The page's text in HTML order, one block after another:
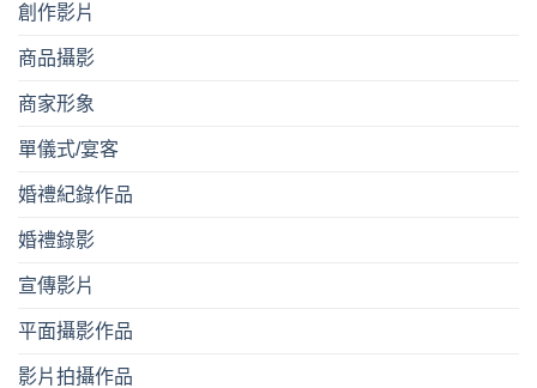
創作影片
商品攝影
商家形象
單儀式/宴客
婚禮紀錄作品
婚禮錄影
宣傳影片
平⾯攝影作品
影片拍攝作品